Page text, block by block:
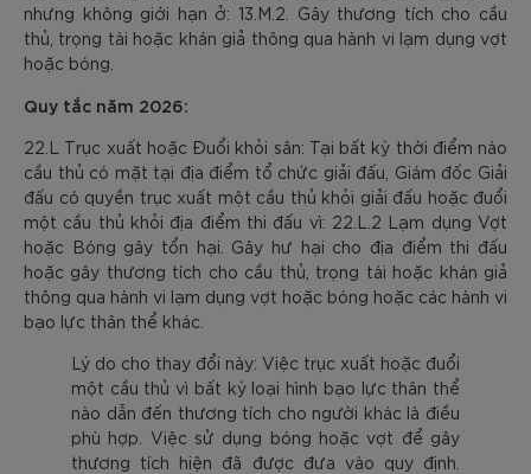
nhưng không giới hạn ở: 13.M.2. Gây thương tích cho cầu
thủ, trọng tài hoặc khán giả thông qua hành vi lạm dụng vợt
hoặc bóng.
Quy tắc năm 2026:
22.L Trục xuất hoặc Đuổi khỏi sân: Tại bất kỳ thời điểm nào
cầu thủ có mặt tại địa điểm tổ chức giải đấu, Giám đốc Giải
đấu có quyền trục xuất một cầu thủ khỏi giải đấu hoặc đuổi
một cầu thủ khỏi địa điểm thi đấu vì: 22.L.2 Lạm dụng Vợt
hoặc Bóng gây tổn hại. Gây hư hại cho địa điểm thi đấu
hoặc gây thương tích cho cầu thủ, trọng tài hoặc khán giả
thông qua hành vi lạm dụng vợt hoặc bóng hoặc các hành vi
bạo lực thân thể khác.
Lý do cho thay đổi này: Việc trục xuất hoặc đuổi
một cầu thủ vì bất kỳ loại hình bạo lực thân thể
nào dẫn đến thương tích cho người khác là điều
phù hợp. Việc sử dụng bóng hoặc vợt để gây
thương tích hiện đã được đưa vào quy định.